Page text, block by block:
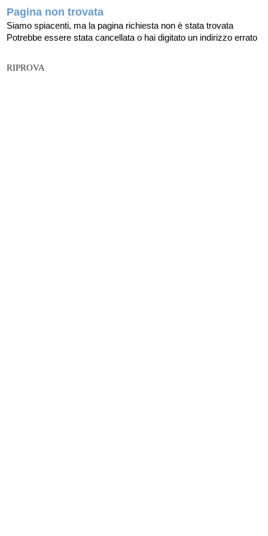
Pagina non trovata
Siamo spiacenti, ma la pagina richiesta non è stata trovata
Potrebbe essere stata cancellata o hai digitato un indirizzo errato
RIPROVA